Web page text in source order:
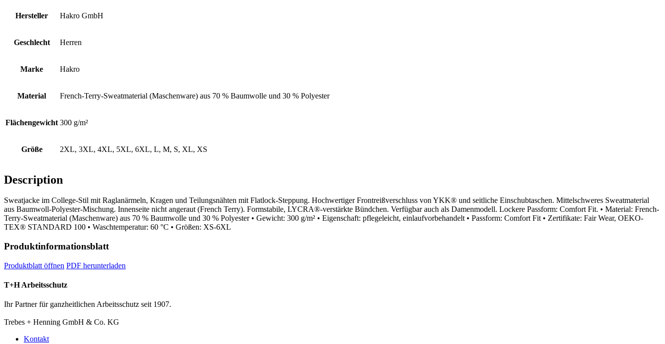
Hersteller Hakro GmbH
Geschlecht Herren
Marke Hakro
Material French-Terry-Sweatmaterial (Maschenware) aus 70 % Baumwolle und 30 % Polyester
Flächengewicht 300 g/m²
Größe 2XL, 3XL, 4XL, 5XL, 6XL, L, M, S, XL, XS
Description
Sweatjacke im College-Stil mit Raglanärmeln, Kragen und Teilungsnähten mit Flatlock-Steppung. Hochwertiger Frontreißverschluss von YKK® und seitliche Einschubtaschen. Mittelschweres Sweatmaterial
aus Baumwoll-Polyester-Mischung. Innenseite nicht angeraut (French Terry). Formstabile, LYCRA®-verstärkte Bündchen. Verfügbar auch als Damenmodell. Lockere Passform: Comfort Fit. • Material: French-
Terry-Sweatmaterial (Maschenware) aus 70 % Baumwolle und 30 % Polyester • Gewicht: 300 g/m² • Eigenschaft: pflegeleicht, einlaufvorbehandelt • Passform: Comfort Fit • Zertifikate: Fair Wear, OEKO-
TEX® STANDARD 100 • Waschtemperatur: 60 °C • Größen: XS-6XL
Produktinformationsblatt
Produktblatt öffnen PDF herunterladen
T+H Arbeitsschutz
Ihr Partner für ganzheitlichen Arbeitsschutz seit 1907.
Trebes + Henning GmbH & Co. KG
Kontakt